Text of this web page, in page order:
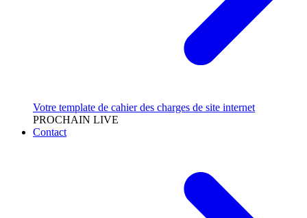
Votre template de cahier des charges de site internet
PROCHAIN LIVE
Contact